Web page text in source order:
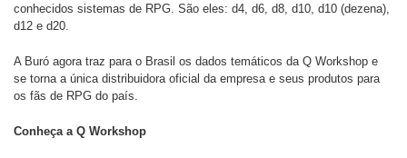
conhecidos sistemas de RPG. São eles: d4, d6, d8, d10, d10 (dezena),
d12 e d20.
A Buró agora traz para o Brasil os dados temáticos da Q Workshop e
se torna a única distribuidora oficial da empresa e seus produtos para
os fãs de RPG do país.
Conheça a Q Workshop